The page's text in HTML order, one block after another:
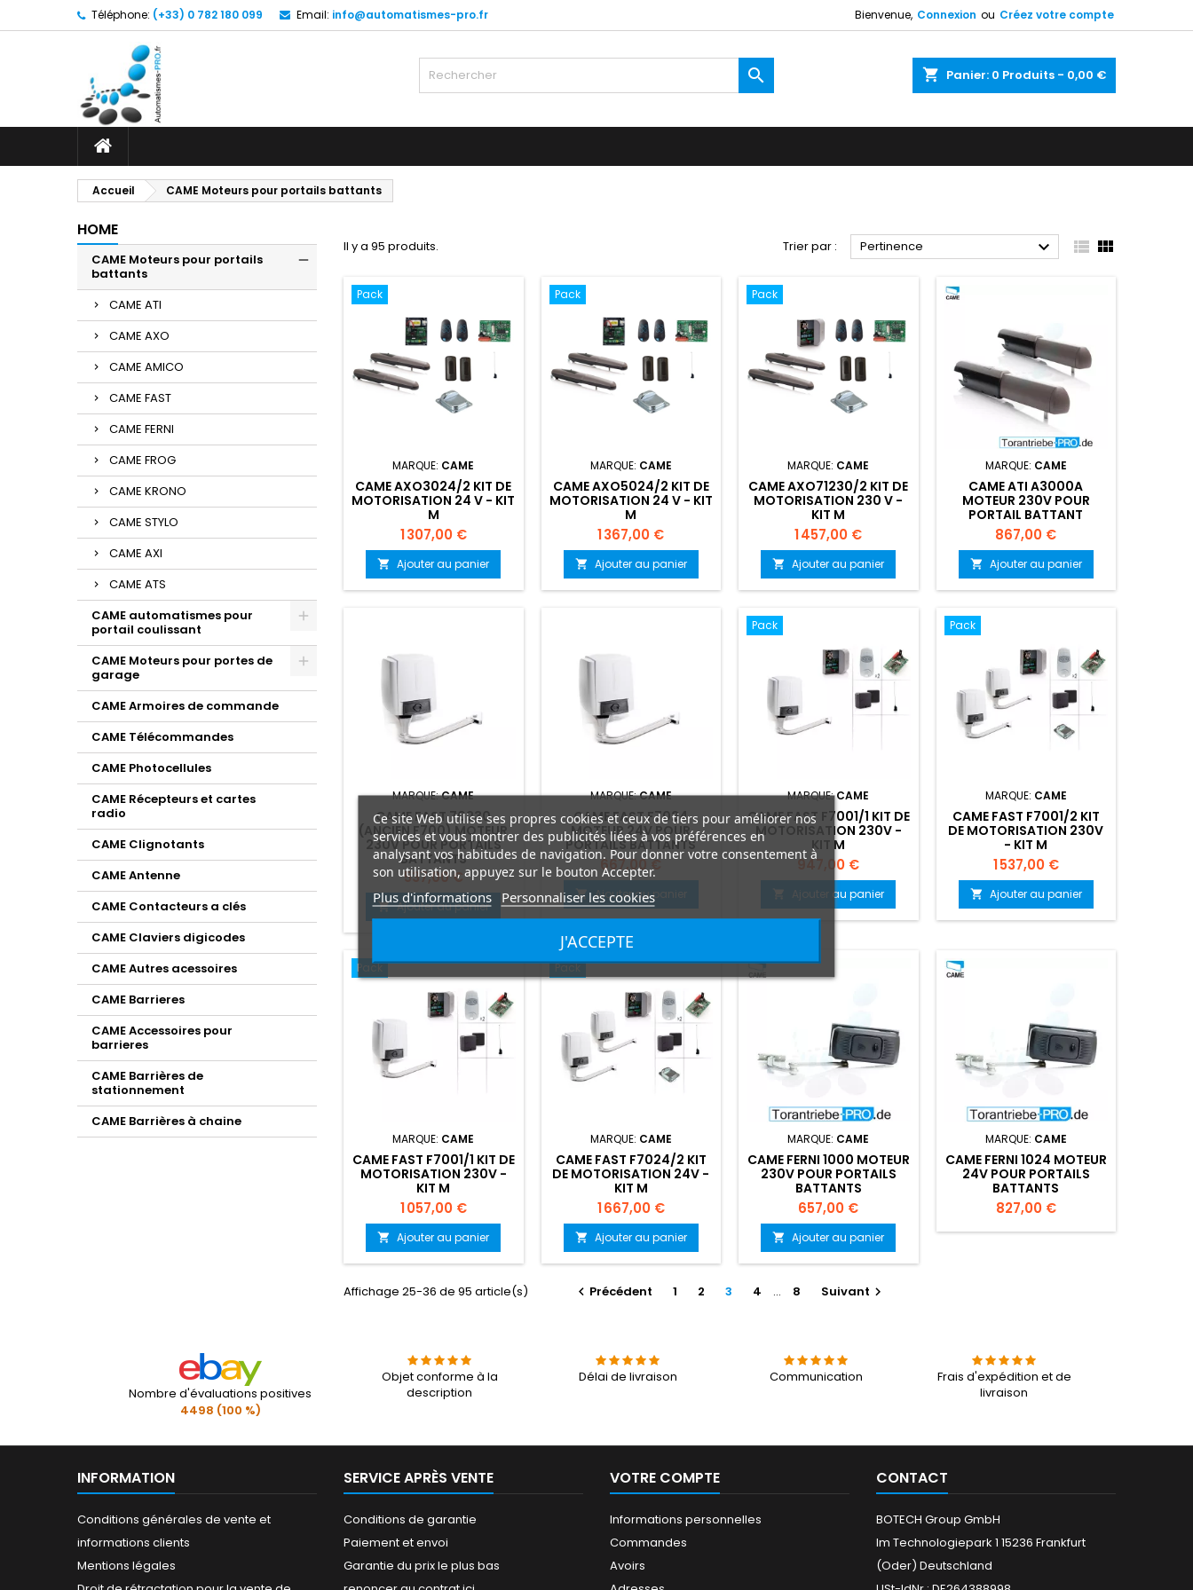
Téléphone: (+33) 0 782 180 099 Email: info@automatismes-pro.fr Bienvenue, Connexion ou Créez votre compte
shopping_cart Panier: 0 Produits - 0,00 €

Accueil CAME Moteurs pour portails battants
HOME
CAME Moteurs pour portails
battants
CAME ATI
CAME AXO
CAME AMICO
CAME FAST
CAME FERNI
CAME FROG
CAME KRONO
CAME STYLO
CAME AXI
CAME ATS
CAME automatismes pour
portail coulissant
CAME Moteurs pour portes de
garage
CAME Armoires de commande
CAME Télécommandes
CAME Photocellules
CAME Récepteurs et cartes
radio
CAME Clignotants
CAME Antenne
CAME Contacteurs a clés
CAME Claviers digicodes
CAME Autres acessoires
CAME Barrieres
CAME Accessoires pour
barrieres
CAME Barrières de
stationnement
CAME Barrières à chaine
Il y a 95 produits. Trier par : Pertinence   
Pack
MARQUE: CAME
CAME AXO3024/2 KIT DE
MOTORISATION 24 V - KIT
M
Prix
1 307,00 €
 Ajouter au panier
Pack
MARQUE: CAME
CAME AXO5024/2 KIT DE
MOTORISATION 24 V - KIT
M
Prix
1 367,00 €
 Ajouter au panier
Pack
MARQUE: CAME
CAME AXO71230/2 KIT DE
MOTORISATION 230 V -
KIT M
Prix
1 457,00 €
 Ajouter au panier
MARQUE: CAME
CAME ATI A3000A
MOTEUR 230V POUR
PORTAIL BATTANT
Prix
867,00 €
 Ajouter au panier
MARQUE:CAME
CAME FAST 70230
(ANCIEN F700) MOTEUR
230V POUR PORTAILS
BATTANTS
Prix
537,00 €
 Ajouter au panier
MARQUE:CAME
CAME FAST F7024
MOTEUR 24V POUR
PORTAILS BATTANTS
Prix
667,00 €
 Ajouter au panier
Pack
MARQUE:CAME
CAME FAST F7001/1 KIT DE
MOTORISATION 230V -
KIT M
Prix
947,00 €
 Ajouter au panier
Pack
MARQUE: CAME
CAME FAST F7001/2 KIT
DE MOTORISATION 230V
- KIT M
Prix
1 537,00 €
 Ajouter au panier
Pack
MARQUE: CAME
CAME FAST F7001/1 KIT DE
MOTORISATION 230V -
KIT M
Prix
1 057,00 €
 Ajouter au panier
Pack
MARQUE: CAME
CAME FAST F7024/2 KIT
DE MOTORISATION 24V -
KIT M
Prix
1 667,00 €
 Ajouter au panier
MARQUE: CAME
CAME FERNI 1000 MOTEUR
230V POUR PORTAILS
BATTANTS
Prix
657,00 €
 Ajouter au panier
MARQUE: CAME
CAME FERNI 1024 MOTEUR
24V POUR PORTAILS
BATTANTS
Prix
827,00 €
Affichage 25-36 de 95 article(s)  Précédent 1 2 3 4 … 8 Suivant 
Nombre d'évaluations positives
4498 (100 %)
Objet conforme à la
description
Délai de livraison Communication
Frais d'expédition et de
livraison
INFORMATION
Conditions générales de vente et
informations clients
Mentions légales
SERVICE APRÈS VENTE
Conditions de garantie
Paiement et envoi
Garantie du prix le plus bas
VOTRE COMPTE
Informations personnelles
Commandes
Avoirs
CONTACT
BOTECH Group GmbH
Im Technologiepark 1 15236 Frankfurt
(Oder) Deutschland
Ce site Web utilise ses propres cookies et ceux de tiers pour améliorer nos
services et vous montrer des publicités liées à vos préférences en
analysant vos habitudes de navigation. Pour donner votre consentement à
son utilisation, appuyez sur le bouton Accepter.
Plus d'informations Personnaliser les cookies
J'ACCEPTE